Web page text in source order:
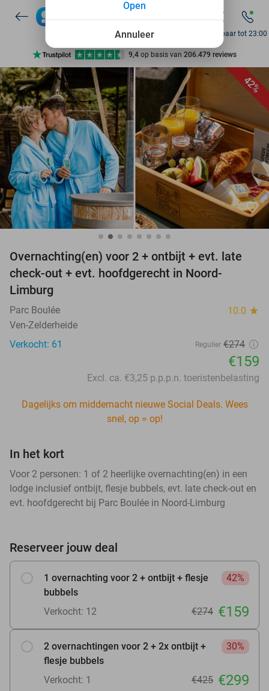
7 dagen per week beschikbaar
10+ miljoen leden
9,4 op basis van 206.479 reviews
Ontdek 15.000+ deals
7 dagen per week beschikbaar
10+ miljoen leden
Bereikbaar tot 23:00
42%
favorite_border
Overnachting(en) voor 2 + ontbijt + evt. late
check-out + evt. hoofdgerecht in Noord-
Limburg
Parc Boulée 10.0 star
Ven-Zelderheide
Verkocht: 61
Regulier €274
€159
Excl. ca. €3,25 p.p.p.n. toeristenbelasting
Dagelijks om middernacht nieuwe Social Deals. Wees
snel, op = op!
In het kort
Voor 2 personen: 1 of 2 heerlijke overnachting(en) in een
lodge inclusief ontbijt, flesje bubbels, evt. late check-out en
evt. hoofdgerecht bij Parc Boulée in Noord-Limburg
Reserveer jouw deal
1 overnachting voor 2 + ontbijt + flesje
bubbels
42%
Verkocht: 12 €274 €159
2 overnachtingen voor 2 + 2x ontbijt +
flesje bubbels
30%
Verkocht: 1 €425 €299
Annuleer
Open